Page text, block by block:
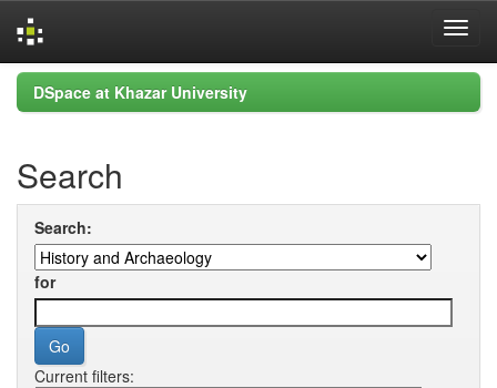
Skip
navigation
DSpace at Khazar University
Search
Search:
for
Current filters: